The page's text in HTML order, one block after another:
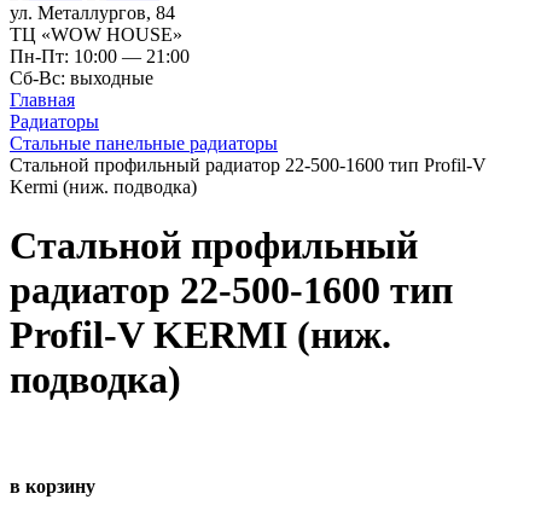
ул. Металлургов, 84
ТЦ «WOW HOUSE»
Пн-Пт: 10:00 — 21:00
Сб-Вс: выходные
Главная
Радиаторы
Стальные панельные радиаторы
Стальной профильный радиатор 22-500-1600 тип Profil-V
Kermi (ниж. подводка)
Стальной профильный
радиатор 22-500-1600 тип
Profil-V KERMI (ниж.
подводка)
в корзину